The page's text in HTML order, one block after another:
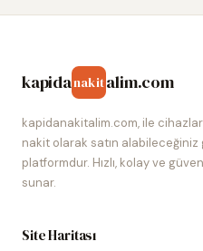
kapidanakitalim.com
kapidanakitalim.com, ile
nakit olarak satın alabileceğiniz
platformdur. Hızlı, kolay ve
sunar.
Site Haritası